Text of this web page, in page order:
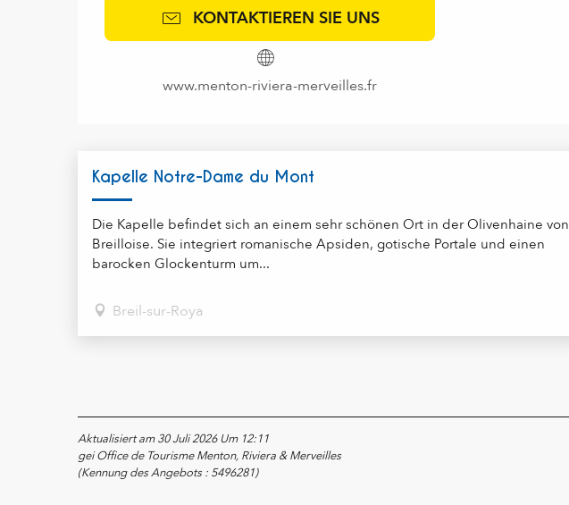
KONTAKTIEREN SIE UNS
www.menton-riviera-merveilles.fr
Kapelle Notre-Dame du Mont
Die Kapelle befindet sich an einem sehr schönen Ort in der Olivenhaine von
Breilloise. Sie integriert romanische Apsiden, gotische Portale und einen
barocken Glockenturm um...
Breil-sur-Roya
Aktualisiert am 30 Juli 2026 Um 12:11
gei Office de Tourisme Menton, Riviera & Merveilles
(Kennung des Angebots : 5496281)